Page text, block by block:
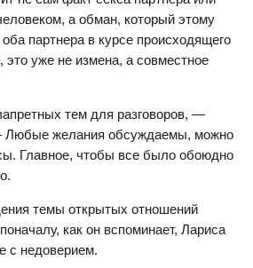
а обман, который этому
партнера в курсе происходящего
это уже не измена, а совместное
тем для разговоров, —
Любые желания обсуждаемы, можно
Главное, чтобы все было обоюдно
темы открытых отношений
как он вспоминает, Лариса
с недоверием.